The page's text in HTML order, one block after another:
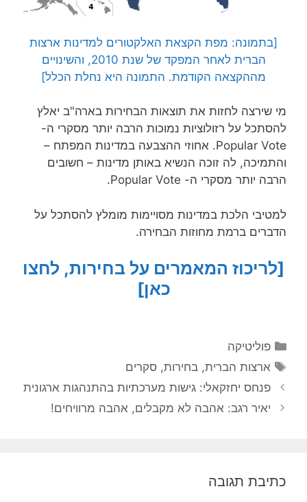
[בתמונה: מפת הקצאת האלקטורים למדינות ארצות
הברית לאחר המפקד של שנת 2010, והשינויים
מההקצאה הקודמת. התמונה היא נחלת הכלל]
מי שירצה לחזות את תוצאות הבחירות בארה"ב יאלץ
להסתכל על רזולוציות נמוכות הרבה יותר מסקרי ה-
Popular Vote. אחוזי ההצבעה במדינות המפתח –
והתמיכה, לה זוכה הנשיא באותן מדינות – חשובים
הרבה יותר מסקרי ה- Popular Vote.
למטיבי הלכת במדינות מסויימות מומלץ להסתכל על
הדברים ברמת מחוזות הבחירה.
[לריכוז המאמרים על בחירות, לחצו
כאן]
קטגוריות
פוליטיקה
תגיות
ארצות הברית,בחירות,סקרים
פנחס יחזקאלי: גישות מערכתיות בהתנהגות ארגונית
יאיר רגב: אהבה לא מקבלים, אהבה מרוויחים!
כתיבת תגובה